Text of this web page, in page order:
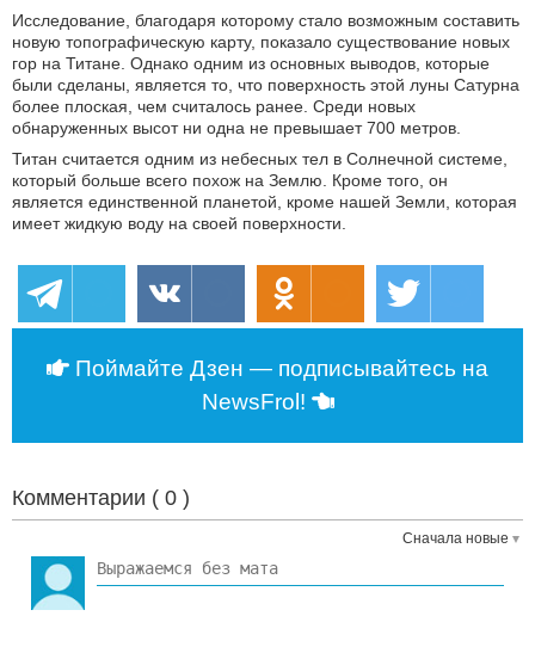
Исследование, благодаря которому стало возможным составить
новую топографическую карту, показало существование новых
гор на Титане. Однако одним из основных выводов, которые
были сделаны, является то, что поверхность этой луны Сатурна
более плоская, чем считалось ранее. Среди новых
обнаруженных высот ни одна не превышает 700 метров.
Титан считается одним из небесных тел в Солнечной системе,
который больше всего похож на Землю. Кроме того, он
является единственной планетой, кроме нашей Земли, которая
имеет жидкую воду на своей поверхности.
Поймайте Дзен — подписывайтесь на
NewsFrol!
Комментарии ( 0 )
Сначала новые